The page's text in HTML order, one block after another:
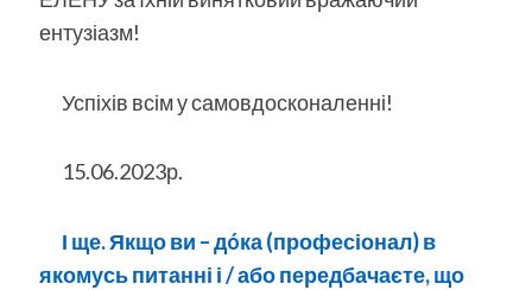
ентузіазм!
Успіхів всім у самовдосконаленні!
15.06.2023р.
І ще. Якщо ви – дóка (професіонал) в
якомусь питанні і / або передбачаєте, що